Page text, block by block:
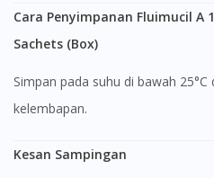
Cara Penyimpanan Fluimucil A
Sachets (Box)
Simpan pada suhu di bawah 25°C dan elakkan dari cahaya dan
kelembapan.
Kesan Sampingan